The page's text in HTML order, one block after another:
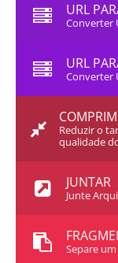
URL
Converter
URL
Converter
Reduzir o
qualidade
JUNTAR
Junte
Separe